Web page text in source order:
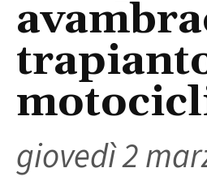
giovedì 2